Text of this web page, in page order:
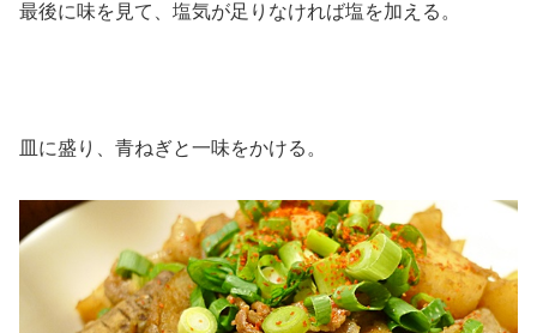
最後に味を見て、塩気が足りなければ塩を加える。
皿に盛り、青ねぎと一味をかける。